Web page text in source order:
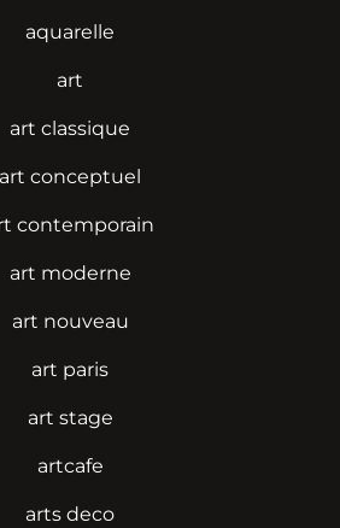
aquarelle
art
art classique
art conceptuel
contemporain
art moderne
art nouveau
art paris
art stage
artcafe
arts deco